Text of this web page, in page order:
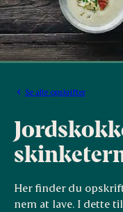
Se alle opskrifter
Her finder du
nem at lave. I dette